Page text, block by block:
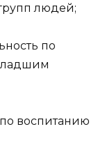
людей;
по
воспитанию